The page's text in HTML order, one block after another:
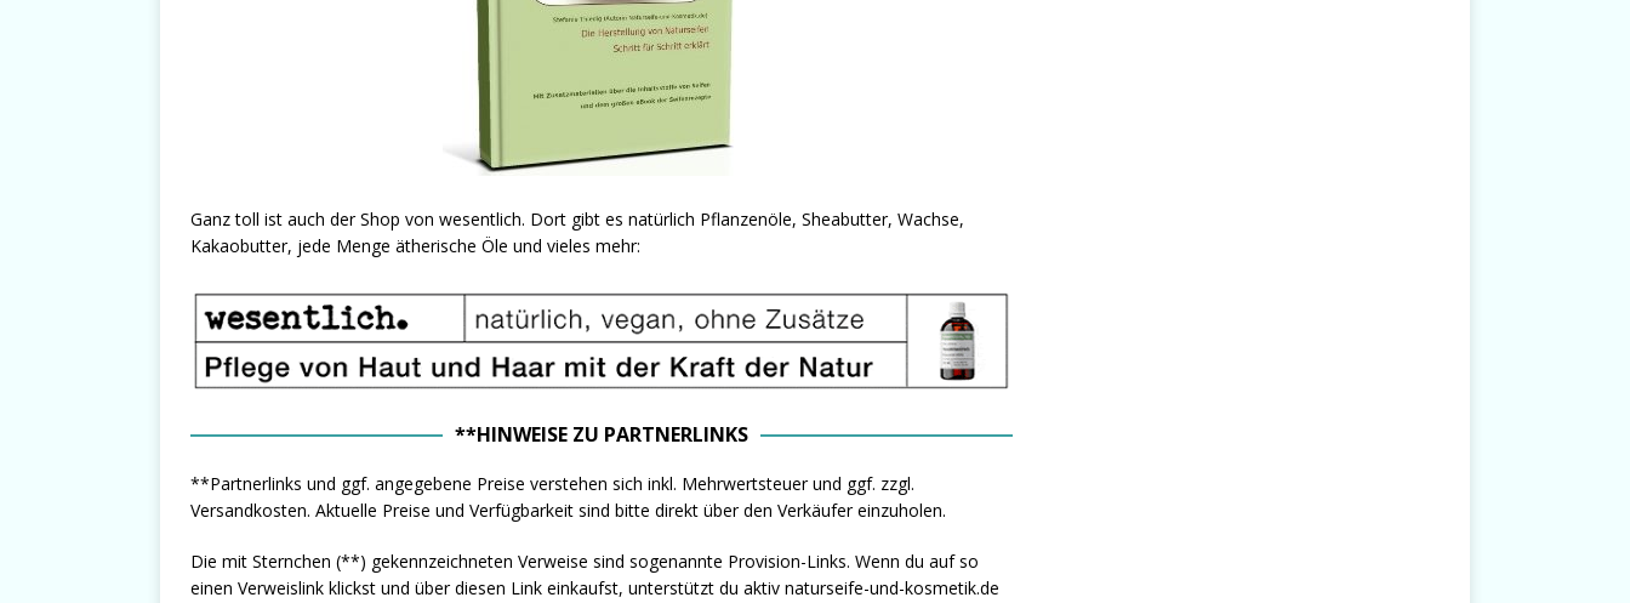
Ganz toll ist auch der Shop von wesentlich. Dort gibt es natürlich Pflanzenöle, Sheabutter, Wachse,
Kakaobutter, jede Menge ätherische Öle und vieles mehr:
**HINWEISE ZU PARTNERLINKS
**Partnerlinks und ggf. angegebene Preise verstehen sich inkl. Mehrwertsteuer und ggf. zzgl.
Versandkosten. Aktuelle Preise und Verfügbarkeit sind bitte direkt über den Verkäufer einzuholen.
Die mit Sternchen (**) gekennzeichneten Verweise sind sogenannte Provision-Links. Wenn du auf so
einen Verweislink klickst und über diesen Link einkaufst, unterstützt du aktiv naturseife-und-kosmetik.de